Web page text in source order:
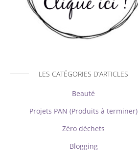
LES CATÉGORIES D’ARTICLES
Beauté
Projets PAN (Produits à terminer)
Zéro déchets
Blogging